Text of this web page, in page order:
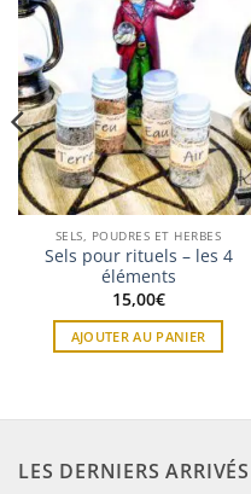
SELS, POUDRES ET HERBES
Sels pour rituels – les 4
éléments
15,00€
AJOUTER AU PANIER
LES DERNIERS ARRIVÉS